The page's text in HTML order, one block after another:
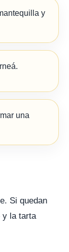
y
una
Si quedan
y la tarta